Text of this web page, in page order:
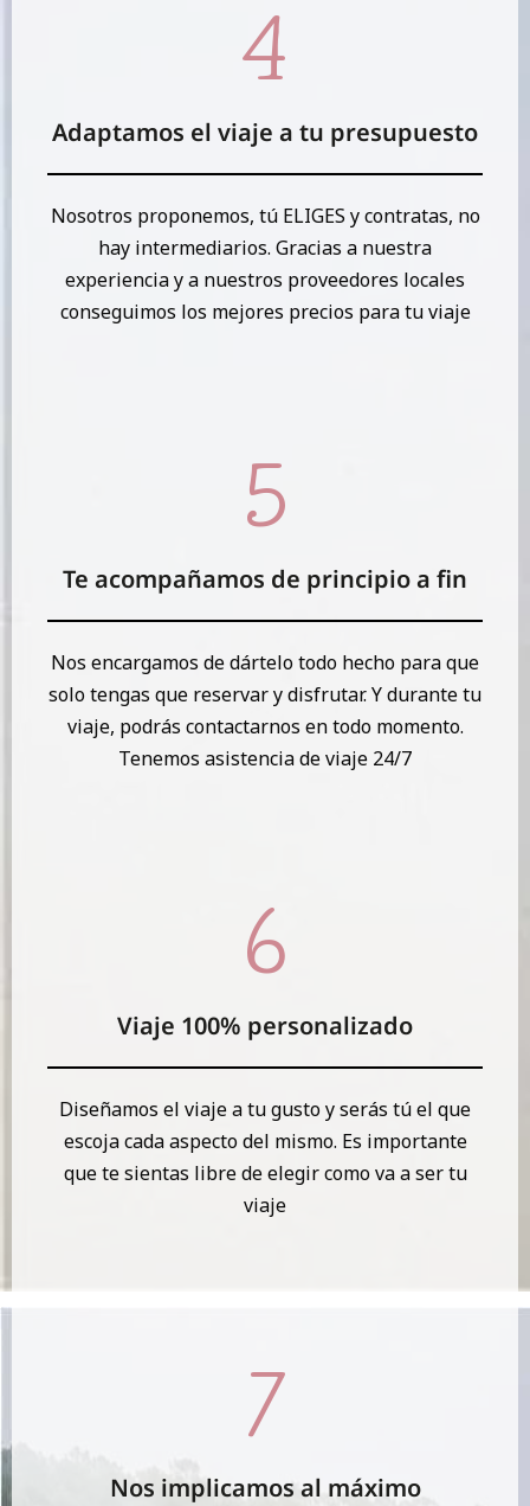
Adaptamos el viaje a tu presupuesto
Nosotros proponemos, tú ELIGES y contratas, no
hay intermediarios. Gracias a nuestra
experiencia y a nuestros proveedores locales
conseguimos los mejores precios para tu viaje
Te acompañamos de principio a fin
Nos encargamos de dártelo todo hecho para que
solo tengas que reservar y disfrutar. Y durante tu
viaje, podrás contactarnos en todo momento.
Tenemos asistencia de viaje 24/7
Viaje 100% personalizado
Diseñamos el viaje a tu gusto y serás tú el que
escoja cada aspecto del mismo. Es importante
que te sientas libre de elegir como va a ser tu
viaje
Nos implicamos al máximo